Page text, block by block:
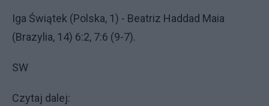
Iga Świątek (Polska, 1) - Beatriz Haddad Maia
(Brazylia, 14) 6:2, 7:6 (9-7).
SW
Czytaj dalej: